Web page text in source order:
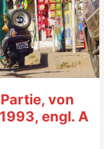
von
engl. A